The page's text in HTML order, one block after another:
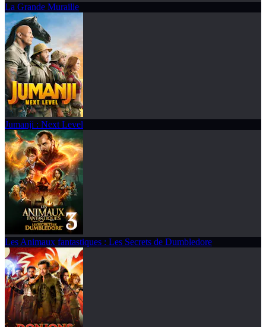
La Grande Muraille
Jumanji : Next Level
Les Animaux fantastiques : Les Secrets de Dumbledore